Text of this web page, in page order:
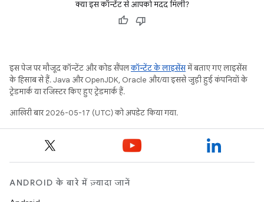
क्या इस कॉन्टेंट से आपको मदद मिली?
इस पेज पर मौजूद कॉन्टेंट और कोड सैंपलकॉन्टेंट के लाइसेंसमें बताए गए लाइसेंस
के हिसाब से हैं. Java और OpenJDK, Oracle और/या इससे जुड़ी हुई कंपनियों के
ट्रेडमार्क या रजिस्टर किए हुए ट्रेडमार्क हैं.
आखिरी बार 2026-05-17 (UTC) को अपडेट किया गया.
ANDROID के बारे में ज़्यादा जानें